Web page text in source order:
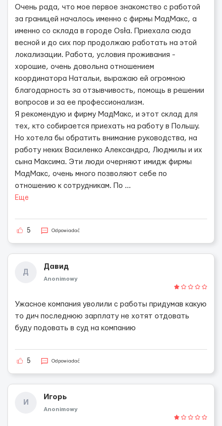
Очень рада, что мое первое знакомство с работой
за границей началось именно с фирмы МадМакс, а
именно со склада в городе Osła. Приехала сюда
весной и до сих пор продолжаю работать на этой
локализации. Работа, условия проживания -
хорошие, очень довольна отношением
координатора Натальи, выражаю ей огромною
благодарность за отзывчивость, помощь в решении
вопросов и за ее профессионализм.
Я рекомендую и фирму МадМакс, и этот склад для
тех, кто собирается приехать на работу в Польшу.
Но хотела бы обратить внимание руководства, на
работу неких Василенко Александра, Людмилы и их
сына Максима. Эти люди очерняют имидж фирмы
МадМакс, очень много позволяют себе по
отношению к сотрудникам. По ...
Еще
5 Odpowiadać
Д
Давид
Anonimowy
Ужасное компания уволили с работы придумав какую
то дич последнюю зарплату не хотят отдовать
буду подовать в суд на компанию
5 Odpowiadać
И
Игорь
Anonimowy